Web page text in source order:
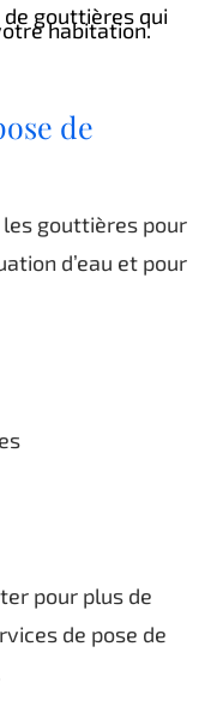
gouttières qui
habitation.
de
gouttières pour
d’eau et pour
pour plus de
de pose de